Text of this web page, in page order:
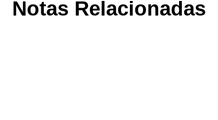
Notas Relacionadas